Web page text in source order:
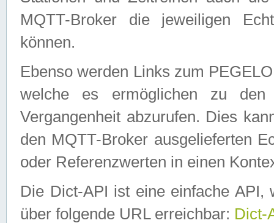
MQTT-Broker die jeweiligen
können.
Ebenso werden Links zum
welche es ermöglichen zu den
Vergangenheit abzurufen. Dies
den MQTT-Broker ausgelieferten
oder Referenzwerten in einen
Die Dict-API ist eine einfache API,
über folgende URL erreichbar: Dict-